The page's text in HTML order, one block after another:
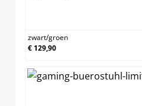
zwart/groen
€ 129,90